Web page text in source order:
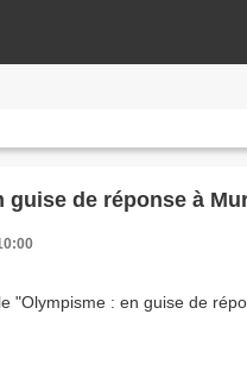
guise de réponse à